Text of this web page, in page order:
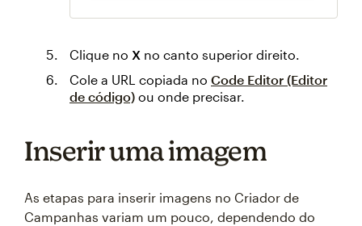
Clique no X no canto superior direito.
Cole a URL copiada no Code Editor (Editor
de código) ou onde precisar.
Inserir uma imagem
As etapas para inserir imagens no Criador de
Campanhas variam um pouco, dependendo do